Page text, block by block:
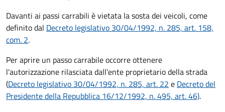
Davanti ai passi carrabili è vietata la sosta dei veicoli, come
definito dal Decreto legislativo 30/04/1992, n. 285, art. 158,
com. 2.
Per aprire un passo carrabile occorre ottenere
l'autorizzazione rilasciata dall'ente proprietario della strada
(Decreto legislativo 30/04/1992, n. 285, art. 22 e Decreto del
Presidente della Repubblica 16/12/1992, n. 495, art. 46).